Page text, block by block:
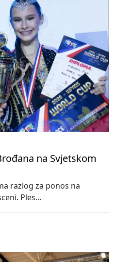
na Svjetskom
razlog za ponos na
Ples...